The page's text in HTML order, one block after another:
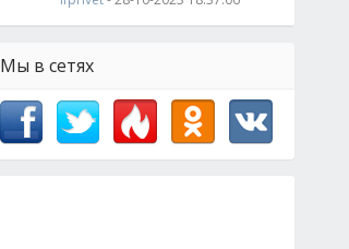
Мы в сетях